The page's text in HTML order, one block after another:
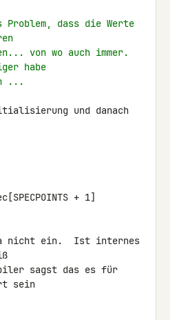
dass die Werte
von wo auch immer.
habe
...
und danach
+ 1]
nicht ein.  Ist internes
sagst das es für
sein